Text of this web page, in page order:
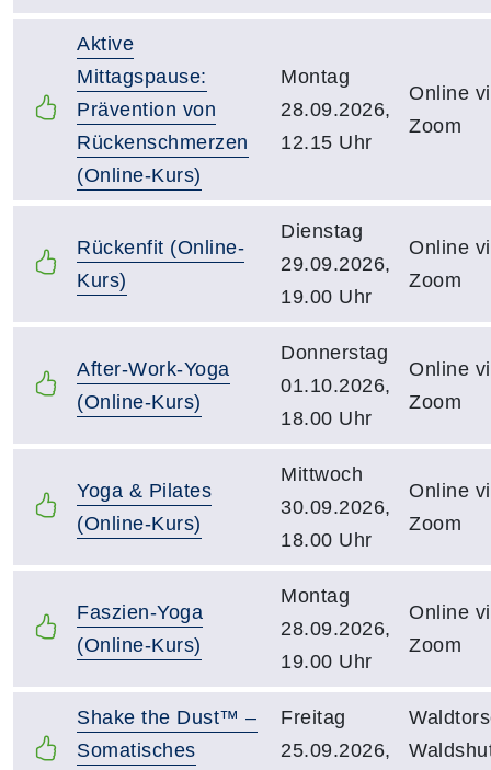
Aktive
Mittagspause:
Prävention von
Rückenschmerzen
(Online-Kurs)
Montag
28.09.2026,
12.15 Uhr
Online
Zoom
Rückenfit (Online-
Kurs)
Dienstag
29.09.2026,
19.00 Uhr
Online
Zoom
After-Work-Yoga
(Online-Kurs)
Donnerstag
01.10.2026,
18.00 Uhr
Online
Zoom
Yoga & Pilates
(Online-Kurs)
Mittwoch
30.09.2026,
18.00 Uhr
Online
Zoom
Faszien-Yoga
(Online-Kurs)
Montag
28.09.2026,
19.00 Uhr
Online
Zoom
Shake the Dust™ –
Somatisches
Freitag
25.09.2026,